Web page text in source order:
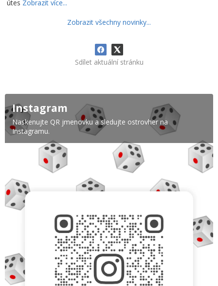
útes Zobrazit více...
Zobrazit všechny novinky...
Sdílet aktuální stránku
Instagram
Naskenujte QR jmenovku a sledujte ostrovher na
Instagramu.